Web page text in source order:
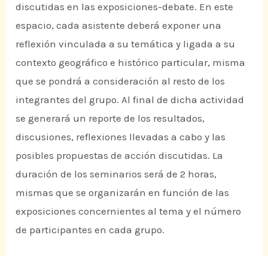
discutidas en las exposiciones-debate. En este
espacio, cada asistente deberá exponer una
reflexión vinculada a su temática y ligada a su
contexto geográfico e histórico particular, misma
que se pondrá a consideración al resto de los
integrantes del grupo. Al final de dicha actividad
se generará un reporte de los resultados,
discusiones, reflexiones llevadas a cabo y las
posibles propuestas de acción discutidas. La
duración de los seminarios será de 2 horas,
mismas que se organizarán en función de las
exposiciones concernientes al tema y el número
de participantes en cada grupo.